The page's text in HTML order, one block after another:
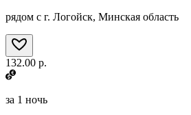
рядом с г. Логойск, Минская область
132.00 р.
за 1 ночь